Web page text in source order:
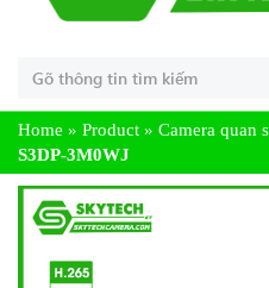
Home » Product » Camera quan
S3DP-3M0WJ